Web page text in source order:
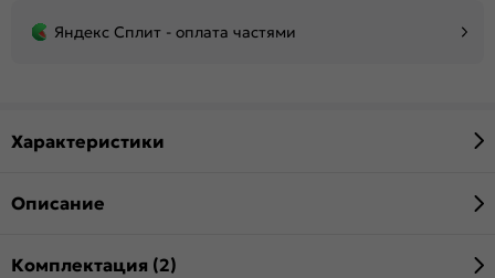
Яндекс Сплит - оплата частями
Характеристики
Описание
Комплектация (2)